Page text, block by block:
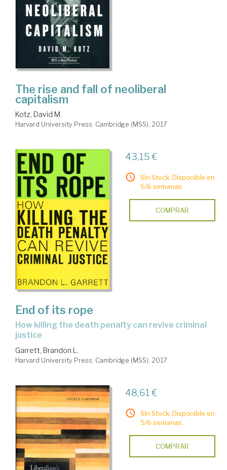
The rise and fall of neoliberal
capitalism
Kotz, David M.
Harvard University Press. Cambridge (MSS), 2017
43,15 €
Sin Stock. Disponible en
5/6 semanas.
COMPRAR
End of its rope
how killing the death penalty can revive criminal
justice
Garrett, Brandon L.
Harvard University Press. Cambridge (MSS), 2017
48,61 €
Sin Stock. Disponible en
5/6 semanas.
COMPRAR